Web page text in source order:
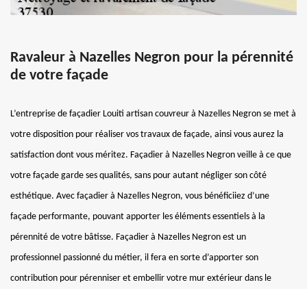
Ravaleur à Nazelles Negron pour la pérennité
de votre façade
L’entreprise de façadier Louiti artisan couvreur à Nazelles Negron se met à
votre disposition pour réaliser vos travaux de façade, ainsi vous aurez la
satisfaction dont vous méritez. Façadier à Nazelles Negron veille à ce que
votre façade garde ses qualités, sans pour autant négliger son côté
esthétique. Avec façadier à Nazelles Negron, vous bénéficiiez d’une
façade performante, pouvant apporter les éléments essentiels à la
pérennité de votre bâtisse. Façadier à Nazelles Negron est un
professionnel passionné du métier, il fera en sorte d’apporter son
contribution pour pérenniser et embellir votre mur extérieur dans le